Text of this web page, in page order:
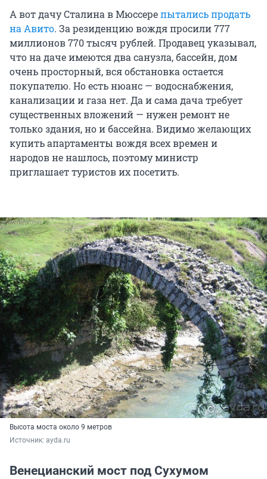
А вот дачу Сталина в Мюссерепытались продать
на Авито. За резиденцию вождя просили 777
миллионов 770 тысяч рублей. Продавец указывал,
что на даче имеются два санузла, бассейн, дом
очень просторный, вся обстановка остается
покупателю. Но есть нюанс — водоснабжения,
канализации и газа нет. Да и сама дача требует
существенных вложений — нужен ремонт не
только здания, но и бассейна. Видимо желающих
купить апартаменты вождя всех времен и
народов не нашлось, поэтому министр
приглашает туристов их посетить.
Высота моста около 9 метров
Источник: ayda.ru
Венецианский мост под Сухумом